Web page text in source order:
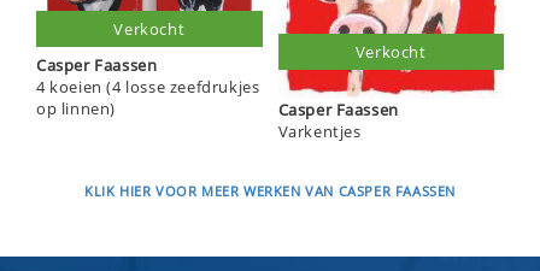
Casper Faassen
4 koeien (4 losse zeefdrukjes
op linnen)
Verkocht
Casper Faassen
Varkentjes
Verkocht
KLIK HIER VOOR MEER WERKEN VAN CASPER FAASSEN